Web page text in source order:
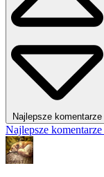
Najlepsze komentarze
Najlepsze komentarze